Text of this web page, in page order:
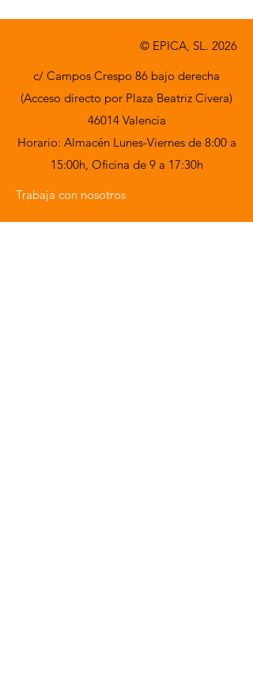
© EPICA, SL. 2026
c/ Campos Crespo 86 bajo derecha
(Acceso directo por Plaza Beatriz Civera)
46014 Valencia
Horario: Almacén Lunes-Viernes de 8:00 a
15:00h, Oficina de 9 a 17:30h
Trabaja con nosotros